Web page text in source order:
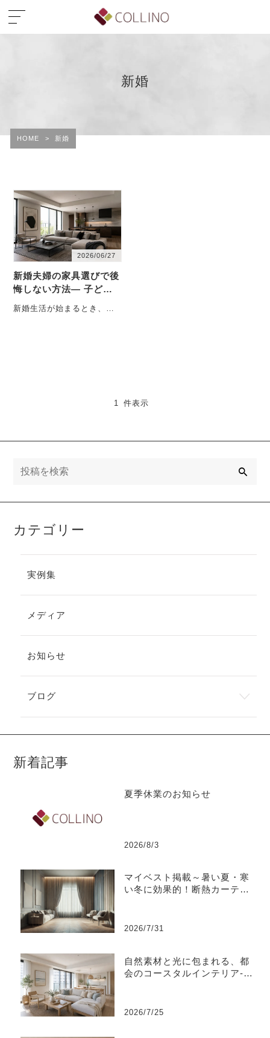
新婚
HOME > 新婚
2026/06/27
新婚夫婦の家具選びで後
悔しない方法― 子ども
ができても“買い替えな
い”一生モノの考え方 ―
新婚生活が始まるとき、多
1 件表示
カテゴリー
実例集
メディア
お知らせ
ブログ
新着記事
夏季休業のお知らせ
2026/8/3
マイベスト掲載～暑い夏・寒
い冬に効果的！断熱カーテン
2026/7/31
自然素材と光に包まれる、都
会のコースタルインテリア-江
2026/7/25